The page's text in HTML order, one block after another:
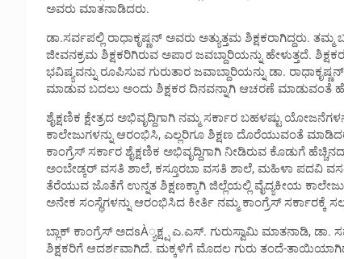
ಅವರು ಮಾತನಾಡಿದರು.
ಡಾ.ಸರ್ವಪಲ್ಲಿ ರಾಧಾಕೃಷ್ಣನ್ ಅವರು ಅತ್ಯುತ್ತಮ ಶಿಕ್ಷಕರಾಗಿದ್ದರು.
ಜೀವನಕ್ರಮ ಶಿಕ್ಷಕರಿಗಿರುವ ಅಪಾರ ಜವಬ್ದಾರಿಯನ್ನು ಹೇಳುತ್ತದೆ.
ಭವಿಷ್ಯವನ್ನು ರೂಪಿಸುವ ಗುರುತಾರ ಜವಾಬ್ದಾರಿಯನ್ನು ಡಾ.
ಮಾಡುವ ಬದಲು ಅಂದು ಶಿಕ್ಷಕರ ದಿನವನ್ನಾಗಿ ಆಚರಣೆ ಮಾಡುವಂತೆ
ಶೈಕ್ಷಣಿಕ ಕ್ಷೇತ್ರದ ಅಭಿವೃದ್ದಿಗಾಗಿ ನಮ್ಮ ಸರ್ಕಾರ ಬಹಳಷ್ಟು
ಕಾಲೇಜುಗಳನ್ನು ಆರಂಭಿಸಿ, ಎಲ್ಲರಿಗೂ ಶಿಕ್ಷಣ ದೊರೆಯುವಂತೆ
ಕಾಂಗ್ರೆಸ್ ಸರ್ಕಾರ ಶೈಕ್ಷಣಿಕ ಅಭಿವೃದ್ದಿಗಾಗಿ ನೀಡಿರುವ ಕೊಡುಗೆ
ಅಂಬೇಡ್ಕರ್ ವಸತಿ ಶಾಲೆ, ಕಸ್ತೂರಬಾ ವಸತಿ ಶಾಲೆ, ಮಹಿಳಾ ಪದವಿ ವಸತಿ
ತೆರೆಯುವ ಜೊತೆಗೆ ಉನ್ನತ ಶಿಕ್ಷಣಕ್ಕಾಗಿ ಜಿಲ್ಲೆಯಲ್ಲಿ ವೈದ್ಯಕೀಯ
ಅನೇಕ ಸಂಸ್ಥೆಗಳನ್ನು ಆರಂಭಿಸಿದ ಕೀರ್ತಿ ನಮ್ಮ ಕಾಂಗ್ರೆಸ್ ಸರ್ಕಾರಕ್ಕೆ
ಬ್ಲಾಕ್ ಕಾಂಗ್ರೆಸ್ ಅದsÀ್ಯಕ್ಷ್ಷ ಎ.ಎಸ್. ಗುರುಸ್ವಾಮಿ ಮಾತನಾಡಿ,
ಶಿಕ್ಷಕರಿಗೆ ಆದರ್ಶವಾಗಿದೆ. ಮಕ್ಕಳಿಗೆ ಮೊದಲ ಗುರು ತಂದೆ-